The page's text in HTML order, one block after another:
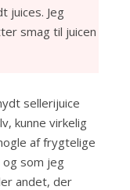
juices. Jeg
smag til juicen
sellerijuice
kunne virkelig
af frygtelige
og som jeg
andet, der